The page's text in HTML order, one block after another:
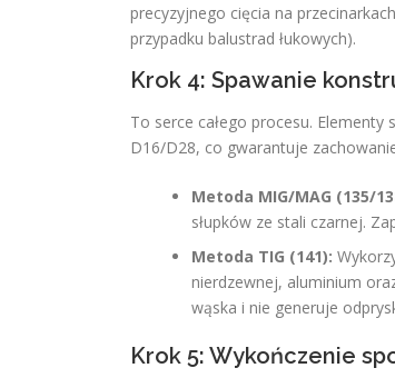
precyzyjnego cięcia na
przypadku balustrad łukowych).
Krok 4: Spawanie
To serce całego procesu.
D16/D28, co gwarantuje
Metoda MIG/MAG (135/
słupków ze stali czarnej.
Metoda TIG (141):
nierdzewnej, aluminium
wąska i nie generuje
Krok 5: Wykończenie